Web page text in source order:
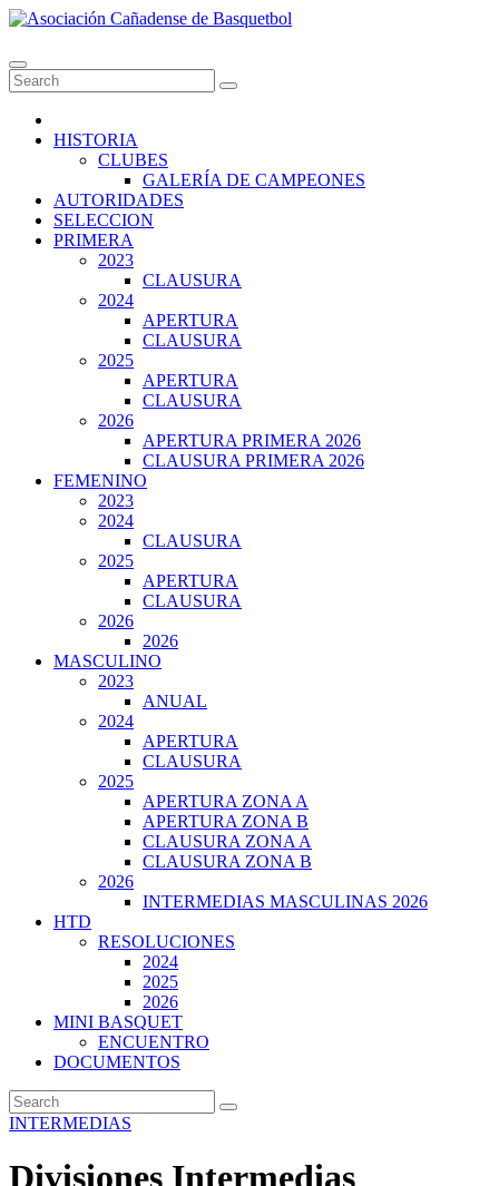
Skip
content
HISTORIA
CLUBES
GALERÍA DE CAMPEONES
AUTORIDADES
SELECCION
PRIMERA
2023
CLAUSURA
2024
APERTURA
CLAUSURA
2025
APERTURA
CLAUSURA
2026
APERTURA PRIMERA 2026
CLAUSURA PRIMERA 2026
FEMENINO
2023
2024
CLAUSURA
2025
APERTURA
CLAUSURA
2026
2026
MASCULINO
2023
ANUAL
2024
APERTURA
CLAUSURA
2025
APERTURA ZONA A
APERTURA ZONA B
CLAUSURA ZONA A
CLAUSURA ZONA B
2026
INTERMEDIAS MASCULINAS 2026
HTD
RESOLUCIONES
2024
2025
2026
MINI BASQUET
ENCUENTRO
DOCUMENTOS
INTERMEDIAS
Divisiones Intermedias